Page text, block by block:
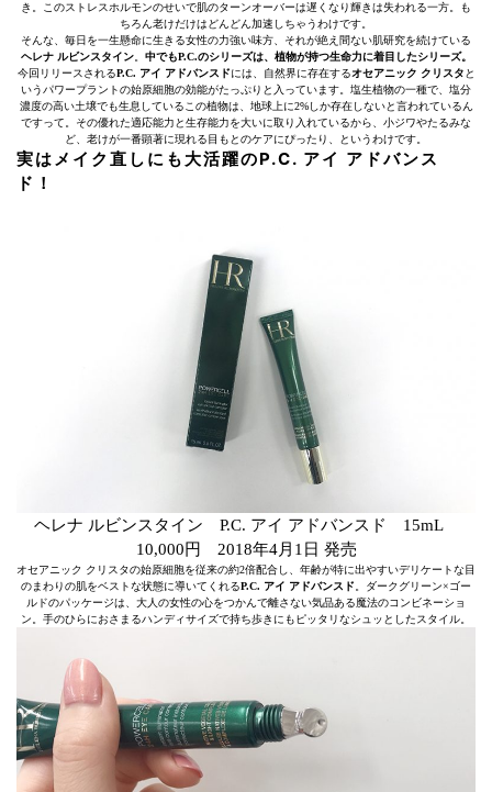
き。このストレスホルモンのせいで肌のターンオーバーは遅くなり輝きは失われる一方。も
ちろん老けだけはどんどん加速しちゃうわけです。
そんな、毎日を一生懸命に生きる女性の力強い味方、それが絶え間ない肌研究を続けている
ヘレナ ルビンスタイン。 中でもP.C.のシリーズは、植物が持つ生命力に着目したシリーズ。
今回リリースされるP.C. アイ アドバンスドには、自然界に存在するオセアニック クリスタ と
いうパワープラントの始原細胞の効能がたっぷりと入っています。塩生植物の一種で、塩分
濃度の高い土壌でも生息しているこの植物は、地球上に2%しか存在しないと言われているん
ですって。その優れた適応能力と生存能力を大いに取り入れているから、小ジワやたるみな
ど、老けが一番顕著に現れる目もとのケアにぴったり、というわけです。
実はメイク直しにも大活躍のP.C. アイ アドバンス
ド！
ヘレナ ルビンスタイン P.C. アイ アドバンスド 15mL
10,000円 2018年4月1日 発売
オセアニック クリスタの始原細胞を従来の約2倍配合し、年齢が特に出やすいデリケートな目
のまわりの肌をベストな状態に導いてくれるP.C. アイ アドバンスド 。ダークグリーン×ゴー
ルドのパッケージは、大人の女性の心をつかんで離さない気品ある魔法のコンビネーショ
ン。手のひらにおさまるハンディサイズで持ち歩きにもピッタリなシュッとしたスタイル。